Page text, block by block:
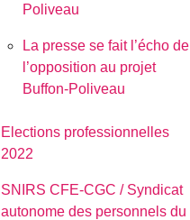
Poliveau
La presse se fait l’écho de
l’opposition au projet
Buffon-Poliveau
Elections professionnelles
2022
SNIRS CFE-CGC / Syndicat
autonome des personnels du